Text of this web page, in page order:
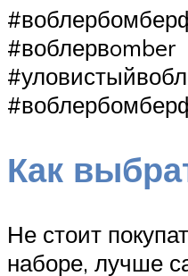
#воблервomber
Как
Не стоит
наборе, лучше